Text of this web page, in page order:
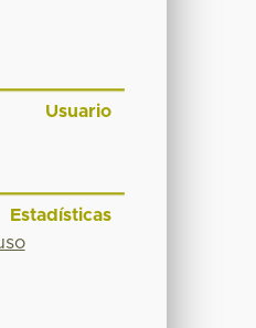
Usuario
Estadísticas